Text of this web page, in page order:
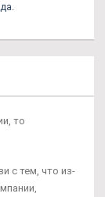
то
с тем, что из-